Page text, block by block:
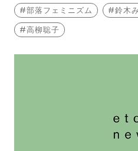
部落フェミニズム
鈴木
高柳聡子